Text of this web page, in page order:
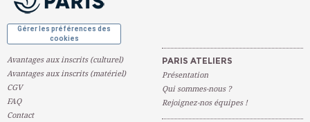
Gérer les préférences des
cookies
Avantages aux inscrits (culturel)
Avantages aux inscrits (matériel)
CGV
FAQ
Contact
PARIS ATELIERS
Présentation
Qui sommes-nous ?
Rejoignez-nos équipes !